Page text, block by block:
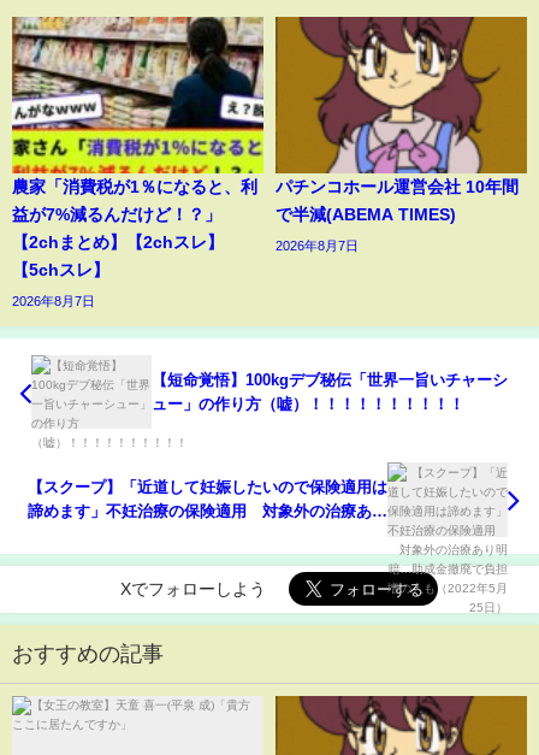
農家「消費税が1％になると、利
益が7%減るんだけど！？」
【2chまとめ】【2chスレ】
【5chスレ】
2026年8月7日
パチンコホール運営会社 10年間
で半減(ABEMA TIMES)
2026年8月7日
【短命覚悟】100kgデブ秘伝「世界一旨いチャーシ
ュー」の作り方（嘘）！！！！！！！！！！
【スクープ】「近道して妊娠したいので保険適用は
諦めます」不妊治療の保険適用 対象外の治療あり
Xでフォローしよう
おすすめの記事